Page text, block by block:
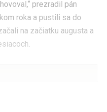
prezradil pán
roka a pustili sa do
na začiatku augusta a